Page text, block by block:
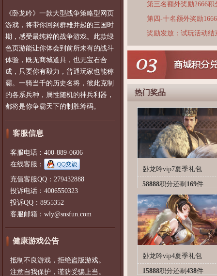
《卧龙吟》一款大型战争策略型网页
游戏，将带你回到群雄并起的三国时
期，感受最纯粹的战争游戏。此款绿
色页游能让你体会到前所未有的战斗
体验，既无商城道具，也无宝石合
成，只要你有毅力，普通玩家也能称
霸。一骑当千的历史名将，彼此克制
的各系兵种，属性随机的神兵利器，
都将是你争霸天下的制胜筹码。
客服信息
客服电话：400-889-0606
在线客服：
充值客服QQ：279432888
投诉电话：4006550323
投诉QQ：8955352
客服邮箱：wly@snsfun.com
健康游戏公告
抵制不良游戏，拒绝盗版游戏。
注意自我保护，谨防受骗上当。
第三名额外奖励2666积
第四-十名额外奖励
奖励发放：试玩活动
热门奖品
卧龙吟vip7夏季礼包
58888积分还剩 169件
卧龙吟vip4夏季礼包
15888积分还剩 438件